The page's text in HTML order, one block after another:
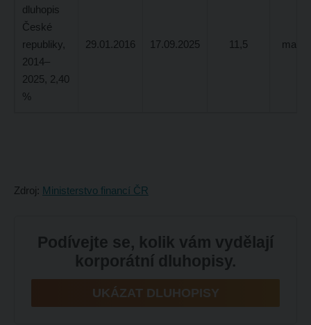
dluhopis
České
republiky,
2014–
2025, 2,40
%
29.01.2016 17.09.2025 11,5 max.
Zdroj: Ministerstvo financí ČR
Podívejte se, kolik vám vydělají
korporátní dluhopisy.
UKÁZAT DLUHOPISY